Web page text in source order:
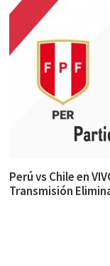
Perú vs Chile en
Transmisión